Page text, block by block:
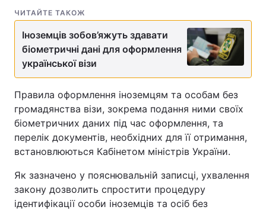
Тема оформлення
ЧИТАЙТЕ ТАКОЖ
Іноземців зобов’яжуть здавати
біометричні дані для оформлення
української візи
Правила оформлення іноземцям та особам без
громадянства візи, зокрема подання ними своїх
біометричних даних під час оформлення, та
перелік документів, необхідних для її отримання,
встановлюються Кабінетом міністрів України.
Як зазначено у пояснювальній записці, ухвалення
закону дозволить спростити процедуру
ідентифікації особи іноземців та осіб без